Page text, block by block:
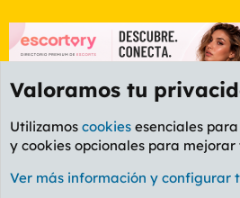
Etiquetas
Cookies
PL OLDSTYLE
Valoramos tu
Utilizamos cookies esenciales
y cookies opcionales para mejorar
Ver más información y configurar